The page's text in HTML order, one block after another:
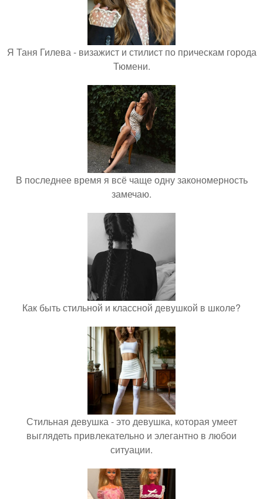
Я Таня Гилева - визажист и стилист по прическам города
Тюмени.
В последнее время я всё чаще одну закономерность
замечаю.
Как быть стильной и классной девушкой в школе?
Стильная девушка - это девушка, которая умеет
выглядеть привлекательно и элегантно в любои
ситуации.